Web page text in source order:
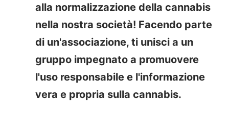
alla normalizzazione della cannabis
nella nostra società! Facendo parte
di un'associazione, ti unisci a un
gruppo impegnato a promuovere
l'uso responsabile e l'informazione
vera e propria sulla cannabis.